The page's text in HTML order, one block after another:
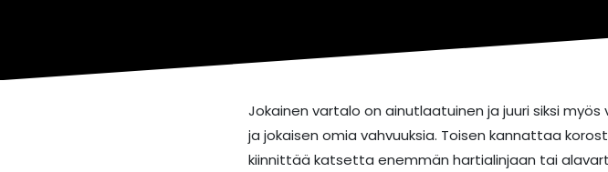
Jokainen vartalo on ainutlaatuinen ja juuri siksi
ja jokaisen omia vahvuuksia. Toisen kannattaa
kiinnittää katsetta enemmän hartialinjaan tai